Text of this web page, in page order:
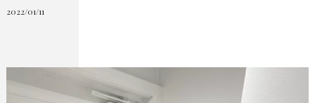
2022/01/11